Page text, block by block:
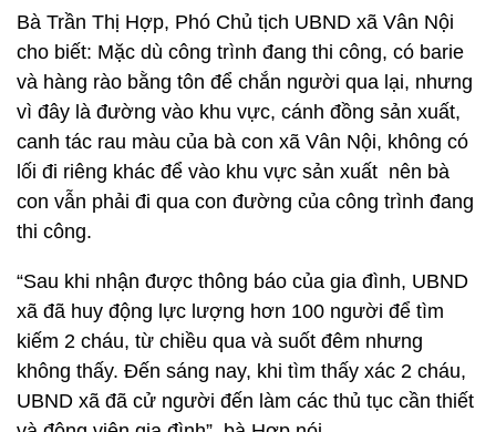
Bà Trần Thị Hợp, Phó Chủ tịch UBND xã Vân Nội
cho biết: Mặc dù công trình đang thi công, có barie
và hàng rào bằng tôn để chắn người qua lại, nhưng
vì đây là đường vào khu vực, cánh đồng sản xuất,
canh tác rau màu của bà con xã Vân Nội, không có
lối đi riêng khác để vào khu vực sản xuất nên bà
con vẫn phải đi qua con đường của công trình đang
thi công.
“Sau khi nhận được thông báo của gia đình, UBND
xã đã huy động lực lượng hơn 100 người để tìm
kiếm 2 cháu, từ chiều qua và suốt đêm nhưng
không thấy. Đến sáng nay, khi tìm thấy xác 2 cháu,
UBND xã đã cử người đến làm các thủ tục cần thiết